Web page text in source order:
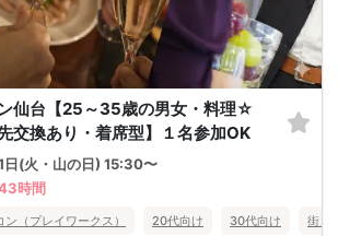
仙台【25～35歳の男女・料理☆
交換あり・着席型】１名参加OK
日(火・山の日) 15:30〜
時間
（プレイワークス） 20代向け 30代向け 街コ